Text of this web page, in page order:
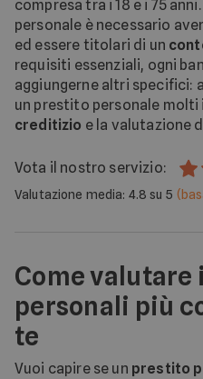
compresa tra i 18 e i 75
personale è necessario
ed essere titolari di un
requisiti essenziali, ogni
aggiungerne altri specifici:
un prestito personale
creditizio e la valutazione
Vota il nostro servizio:
Valutazione media: 4.8 su 5
Come
personali più
te
Vuoi capire se un prestito